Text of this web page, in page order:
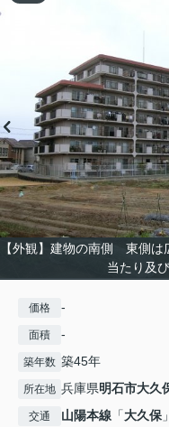
【外観】建物の南側 東側
当たり及
価格 -
面積 -
築年数 築45年
所在地 兵庫県明石市大久
交通 山陽本線 「大久保